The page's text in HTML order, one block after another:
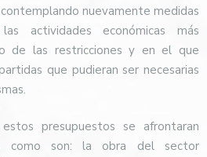
nuevamente medidas
actividades económicas más
de las restricciones y en el que
que pudieran ser necesarias
presupuestos se afrontaran
como son: la obra del sector